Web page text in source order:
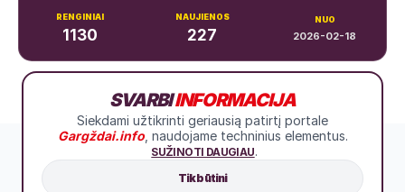
RENGINIAI
1130
NAUJIENOS
227
NUO
2026-02-18
+370 683 99766
SVARBIINFORMACIJA
Siekdami užtikrinti geriausią patirtį portale
Gargždai.info, naudojame techninius elementus.
SUŽINOTI DAUGIAU.
Tik būtini